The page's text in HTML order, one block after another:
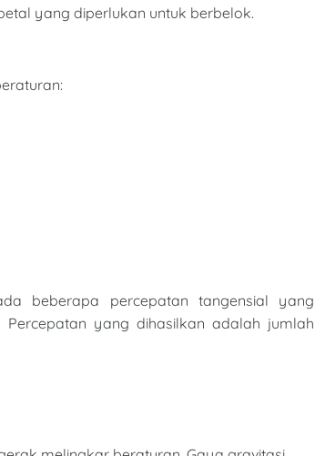
yang diperlukan untuk berbelok.
beberapa percepatan tangensial yang
yang dihasilkan adalah jumlah